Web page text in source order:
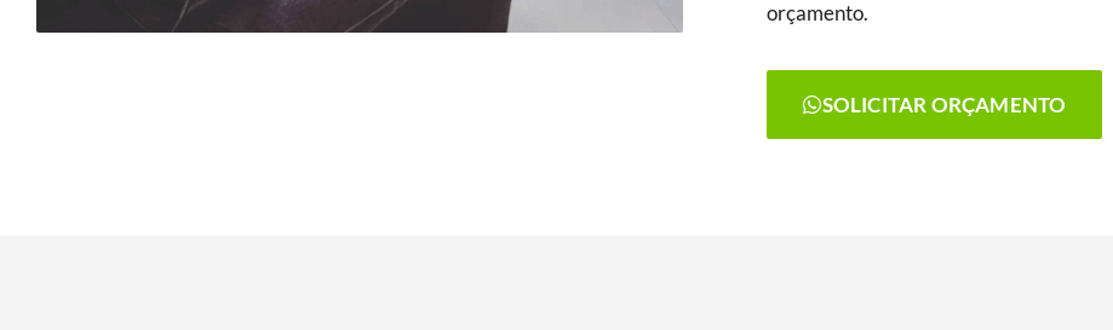
orçamento.
SOLICITAR ORÇAMENTO